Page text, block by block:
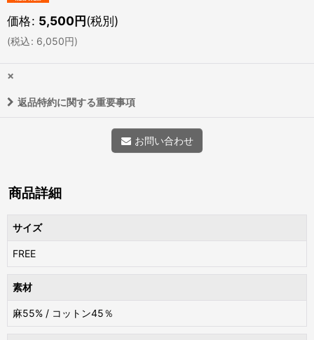
価格: 5,500円(税別)
(税込: 6,050円)
×
返品特約に関する重要事項
お問い合わせ
商品詳細
サイズ
FREE
素材
麻55% / コットン45％